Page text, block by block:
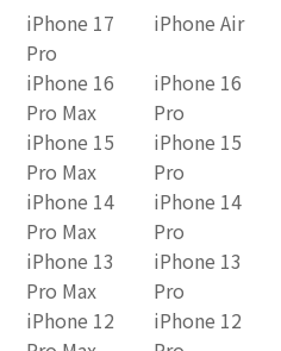
iPhone 17
Pro
iPhone Air
iPhone 16
Pro Max
iPhone 16
Pro
iPhone 15
Pro Max
iPhone 15
Pro
iPhone 14
Pro Max
iPhone 14
Pro
iPhone 13
Pro Max
iPhone 13
Pro
iPhone 12
iPhone 12